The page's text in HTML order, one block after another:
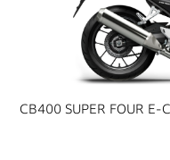
CB400 SUPER FOUR E-